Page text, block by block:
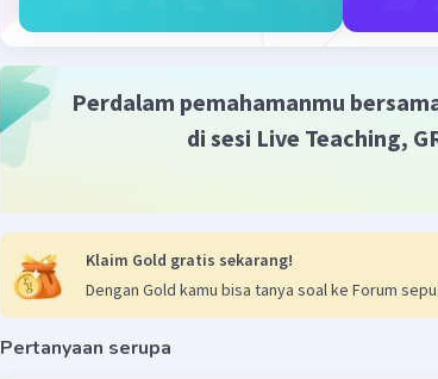
Perdalam pemahamanmu
di sesi Live Teaching,
Klaim Gold gratis sekarang!
Dengan Gold kamu bisa tanya soal ke Forum
Pertanyaan serupa